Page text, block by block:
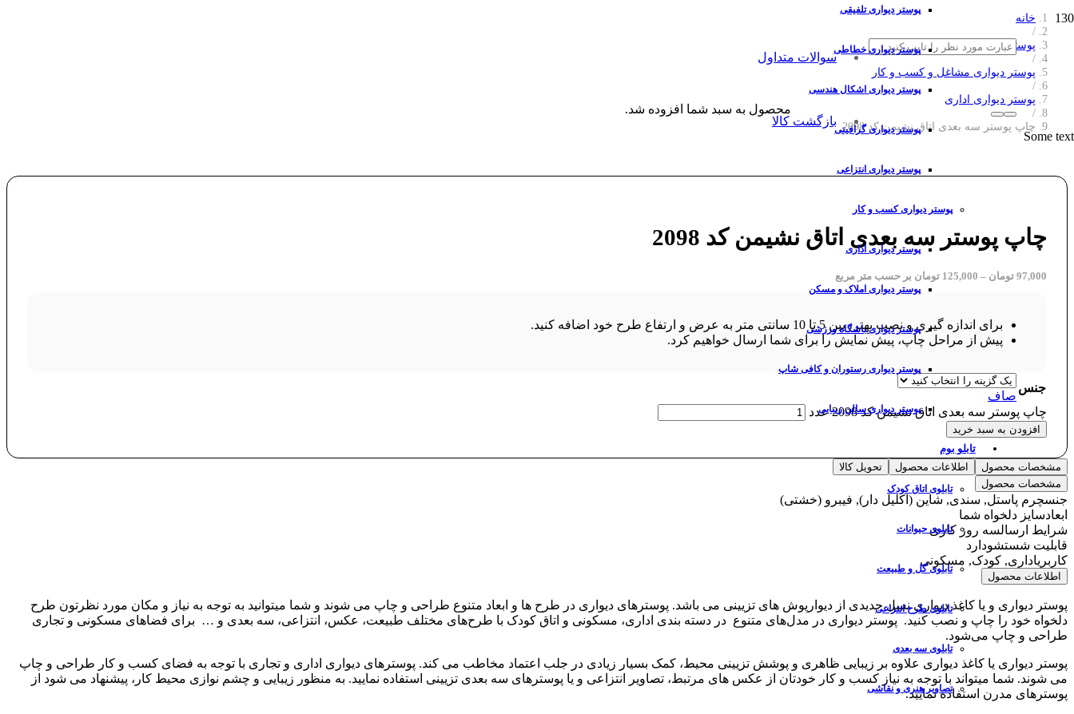
سوالات متداول
بازگشت کالا
پوستر دیواری تلفیقی
پوستر دیواری خطاطی
پوستر دیواری اشکال هندسی
پوستر دیواری گرافیتی
پوستر دیواری انتزاعی
پوستر دیواری کسب و کار
پوستر دیواری اداری
پوستر دیواری املاک و مسکن
پوستر دیواری باشگاه ورزشی
پوستر دیواری رستوران و کافی شاپ
پوستر دیواری سالن زیبایی
تابلو بوم
تابلوی اتاق کودک
تابلوی حیوانات
تابلوی گل و طبیعت
تابلوی طرح انتزاعی
تابلوی سه بعدی
تصاویر هنری و نقاشی
محصول به سبد شما افزوده شد.
Some text
خانه
/
پوستر دیواری
/
پوستر دیواری مشاغل و کسب و کار
/
پوستر دیواری اداری
/
چاپ پوستر سه بعدی اتاق نشیمن کد 2098
چاپ پوستر سه بعدی اتاق نشیمن کد 2098
97,000 تومان –
125,000 تومان بر حسب متر مربع
برای اندازه گیری و نصب بهتر، بین 5 تا 10 سانتی متر به عرض و ارتفاع طرح خود اضافه کنید.
پیش از مراحل چاپ، پیش نمایش را برای شما ارسال خواهیم کرد.
جنس
صاف
چاپ پوستر سه بعدی اتاق نشیمن کد 2098 عدد
افزودن به سبد خرید
مشخصات محصول اطلاعات محصول
تحویل کالا
مشخصات محصول
جنسچرم پاستل, سندی, شاین (اکلیل دار), فیبرو (خشتی)
ابعادسایز دلخواه شما
شرایط ارسالسه روز کاری
قابلیت شستشودارد
کاربریاداری, کودک, مسکونی
اطلاعات محصول
پوستر دیواری و یا کاغذ دیواری نسل جدیدی از دیوارپوش های تزیینی می باشد. پوسترهای دیواری در طرح ها و ابعاد متنوع طراحی و چاپ می شوند و شما میتوانید به توجه به نیاز و مکان مورد نظرتون طرح
دلخواه خود را چاپ و نصب کنید. پوستر دیواری در مدل‌های متنوع در دسته‌ بندی اداری، مسکونی و اتاق کودک با طرح‌های مختلف طبیعت، عکس، انتزاعی، سه بعدی و … برای فضاهای مسکونی و تجاری
طراحی و چاپ می‌شود.
پوستر دیواری یا کاغذ دیواری علاوه بر زیبایی ظاهری و پوشش تزیینی محیط، کمک بسیار زیادی در جلب اعتماد مخاطب می کند. پوسترهای دیواری اداری و تجاری با توجه به فضای کسب و کار طراحی و چاپ
می شوند. شما میتواند با توجه به نیاز کسب و کار خودتان از عکس های مرتبط، تصاویر انتزاعی و یا پوسترهای سه بعدی تزیینی استفاده نمایید. به منظور زیبایی و چشم نوازی محیط کار، پیشنهاد می شود از
پوسترهای مدرن استفاده نمایید.